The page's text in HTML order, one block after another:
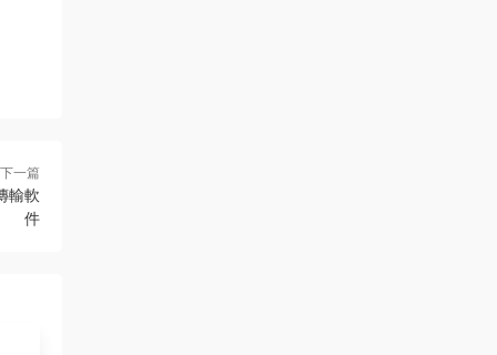
下一篇
輸軟
件